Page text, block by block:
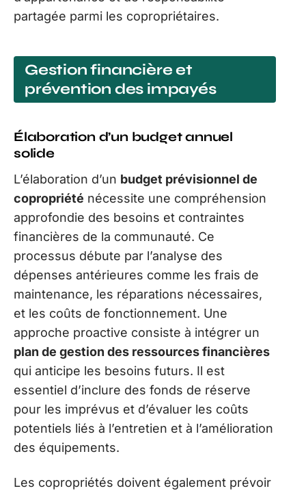
partagée parmi les copropriétaires.
Gestion financière et
prévention des impayés
Élaboration d’un budget annuel
solide
L’élaboration d’un budget prévisionnel de
copropriété nécessite une compréhension
approfondie des besoins et contraintes
financières de la communauté. Ce
processus débute par l’analyse des
dépenses antérieures comme les frais de
maintenance, les réparations nécessaires,
et les coûts de fonctionnement. Une
approche proactive consiste à intégrer un
plan de gestion des ressources financières
qui anticipe les besoins futurs. Il est
essentiel d’inclure des fonds de réserve
pour les imprévus et d’évaluer les coûts
potentiels liés à l’entretien et à l’amélioration
des équipements.
Les copropriétés doivent également prévoir